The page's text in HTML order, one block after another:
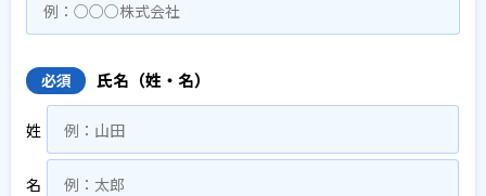
必須 氏名（姓・名）
姓
名